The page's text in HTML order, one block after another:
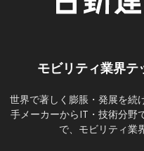
モビリティ業界テ
世界で著しく膨脹・発展を続
手メーカーからIT・技術分野
で、モビリティ業